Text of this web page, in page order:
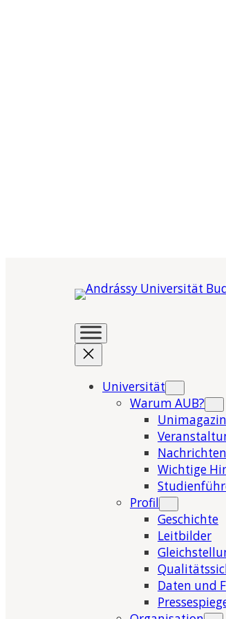
Universität
Warum AUB?
Nachrichten
Wichtige
Profil
Geschichte
Leitbilder
Daten und